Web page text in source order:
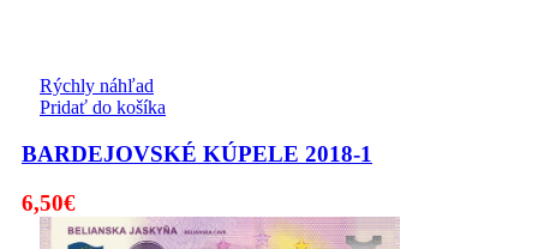
Rýchly náhľad
Pridať do košíka
BARDEJOVSKÉ KÚPELE 2018-1
6,50€